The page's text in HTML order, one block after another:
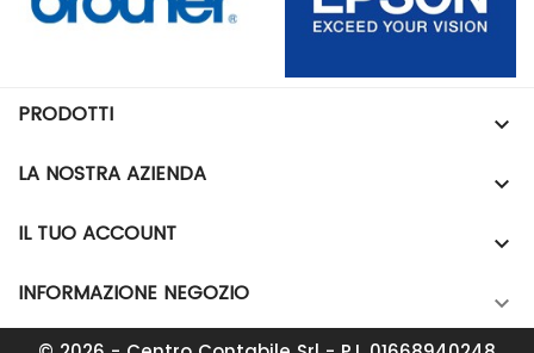
PRODOTTI 
LA NOSTRA AZIENDA 
IL TUO ACCOUNT 
INFORMAZIONE NEGOZIO 